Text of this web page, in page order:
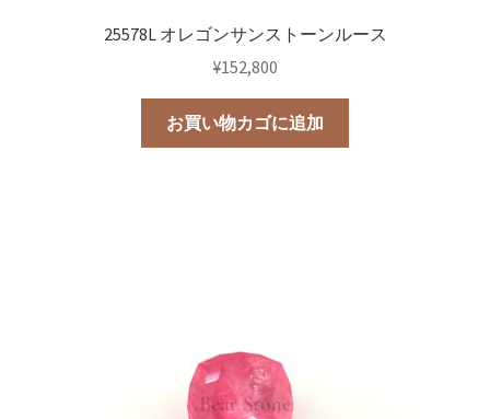
25578L オレゴンサンストーンルース
¥152,800
お買い物カゴに追加